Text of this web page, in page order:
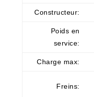
Constructeur:
Poids en
service:
Charge max:
Freins: